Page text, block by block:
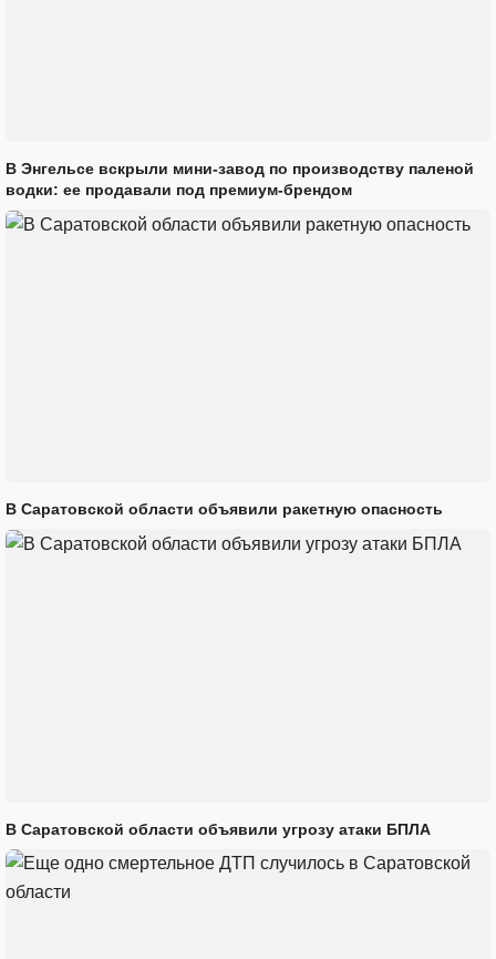
В Энгельсе вскрыли мини-завод по производству паленой
водки: ее продавали под премиум-брендом
В Саратовской области объявили ракетную опасность
В Саратовской области объявили угрозу атаки БПЛА